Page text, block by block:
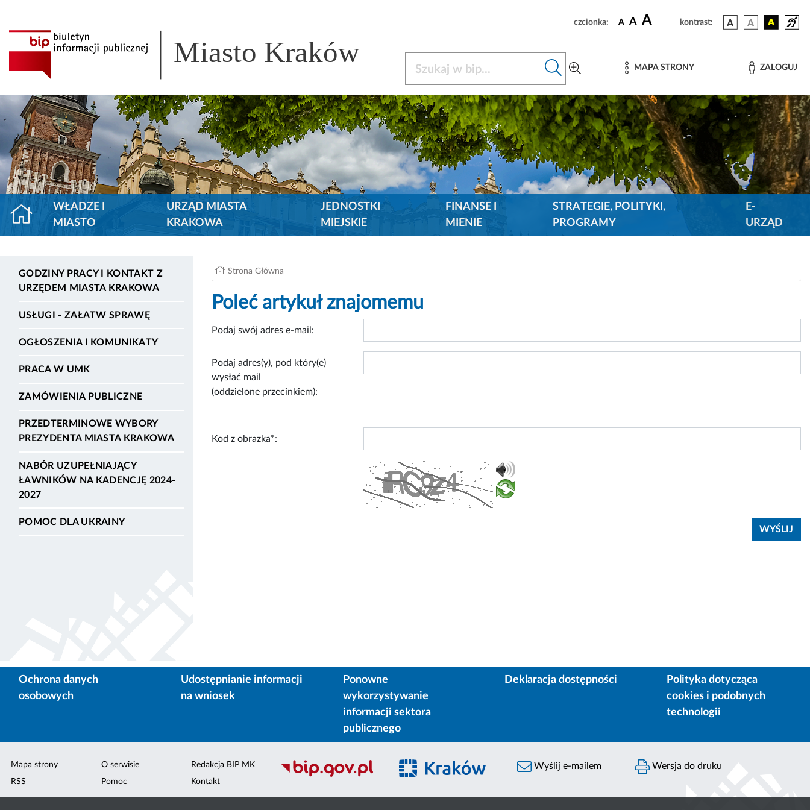
czcionka: A A A kontrast:
Miasto Kraków MAPA STRONY ZALOGUJ
WŁADZE I
MIASTO
URZĄD MIASTA
KRAKOWA
JEDNOSTKI
MIEJSKIE
FINANSE I
MIENIE
STRATEGIE, POLITYKI,
PROGRAMY
E-
URZĄD
GODZINY PRACY I KONTAKT Z
URZĘDEM MIASTA KRAKOWA
USŁUGI - ZAŁATW SPRAWĘ
OGŁOSZENIA I KOMUNIKATY
PRACA W UMK
ZAMÓWIENIA PUBLICZNE
PRZEDTERMINOWE WYBORY
PREZYDENTA MIASTA KRAKOWA
NABÓR UZUPEŁNIAJĄCY
ŁAWNIKÓW NA KADENCJĘ 2024-
2027
POMOC DLA UKRAINY
Strona Główna
Poleć artykuł znajomemu
Podaj swój adres e-mail:
Podaj adres(y), pod który(e)
wysłać mail
(oddzielone przecinkiem):
Kod z obrazka*:
Ochrona danych
osobowych
Udostępnianie informacji
na wniosek
Ponowne
wykorzystywanie
informacji sektora
publicznego
Deklaracja dostępności
Polityka dotycząca
cookies i podobnych
technologii
Mapa strony
RSS
O serwisie
Pomoc
Redakcja BIP MK
Kontakt
Wyślij e-mailem Wersja do druku